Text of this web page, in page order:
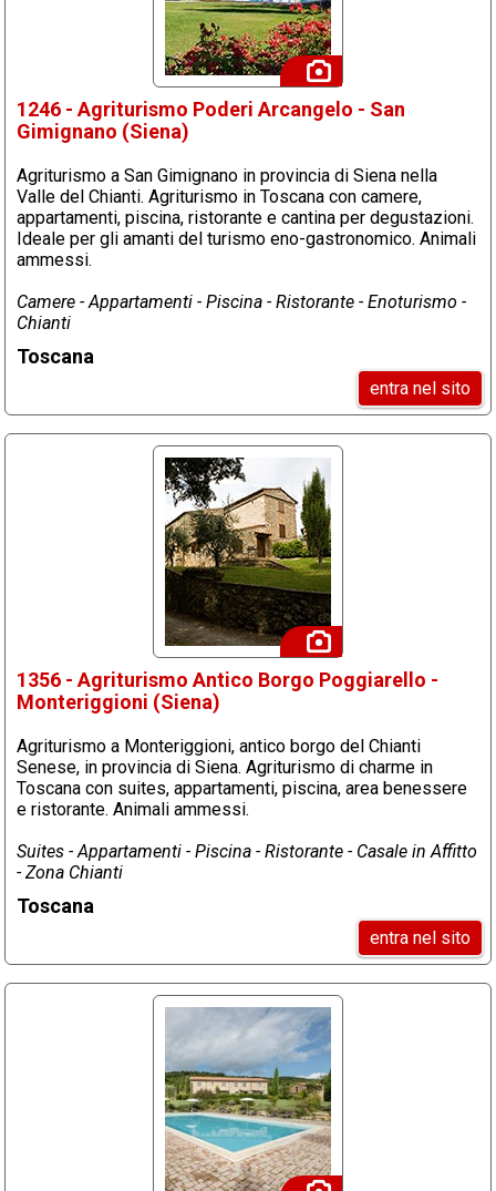
1246 - Agriturismo Poderi Arcangelo - San
Gimignano (Siena)
Agriturismo a San Gimignano in provincia di Siena nella
Valle del Chianti. Agriturismo in Toscana con camere,
appartamenti, piscina, ristorante e cantina per degustazioni.
Ideale per gli amanti del turismo eno-gastronomico. Animali
ammessi.
Camere - Appartamenti - Piscina - Ristorante - Enoturismo -
Chianti
Toscana
entra nel sito
1356 - Agriturismo Antico Borgo Poggiarello -
Monteriggioni (Siena)
Agriturismo a Monteriggioni, antico borgo del Chianti
Senese, in provincia di Siena. Agriturismo di charme in
Toscana con suites, appartamenti, piscina, area benessere
e ristorante. Animali ammessi.
Suites - Appartamenti - Piscina - Ristorante - Casale in Affitto
- Zona Chianti
Toscana
entra nel sito